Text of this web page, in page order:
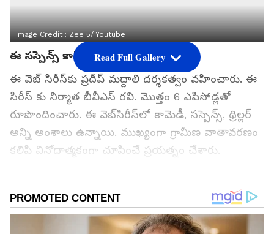
Image Credit :Zee 5/ Youtube
ఈ సస్పెన్స్ కామెడీ థ్రిల్లర్ మెప్పించిందా?
ఈ వెబ్ సిరీస్‍కు ప్రదీప్ మద్దాలి దర్శకత్వం వహించారు. ఈ
సిరీస్ కు నిర్మాత బీవీఎస్ రవి. మొత్తం 6 ఎపిసోడ్లతో
రూపొందించారు. ఈ వెబ్‌సిరీస్‌లో కామెడీ, సస్పెన్స్, థ్రిల్లర్
అన్ని అంశాలు ఉన్నాయి. ముఖ్యంగా గ్రామీణ వాతావరణం
కలిపి వినోదాత్మకంగా చూపించే ప్రయత్నం చేశారు.
ను మీ ఫ్రిఫర్డ్ సోర్స్ గా ఎంచుకోండి
Read Full Gallery